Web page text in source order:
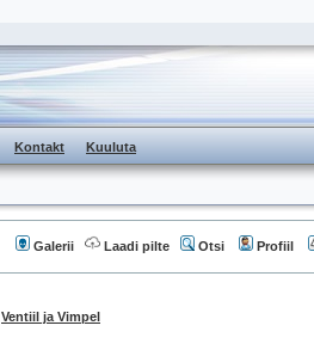
Kontakt Kuuluta
Galerii Laadi pilte Otsi Profiil
Ventiil ja Vimpel